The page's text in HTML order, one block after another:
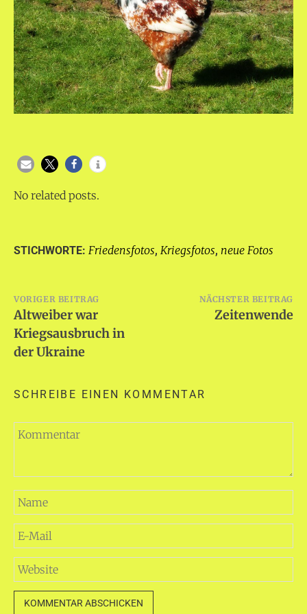
No related posts.
STICHWORTE: Friedensfotos, Kriegsfotos, neue Fotos
Beitragsnavigation
VORIGER BEITRAG
Altweiber war
Kriegsausbruch in
der Ukraine
NÄCHSTER BEITRAG
Zeitenwende
SCHREIBE EINEN KOMMENTAR